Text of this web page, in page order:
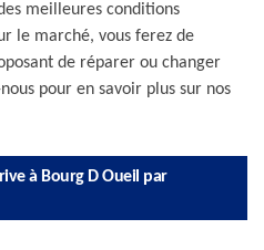
meilleures conditions
le marché, vous ferez de
de réparer ou changer
pour en savoir plus sur nos
à Bourg D Oueil par